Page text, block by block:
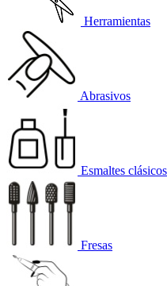
Herramientas
Abrasivos
Esmaltes clásicos
Fresas